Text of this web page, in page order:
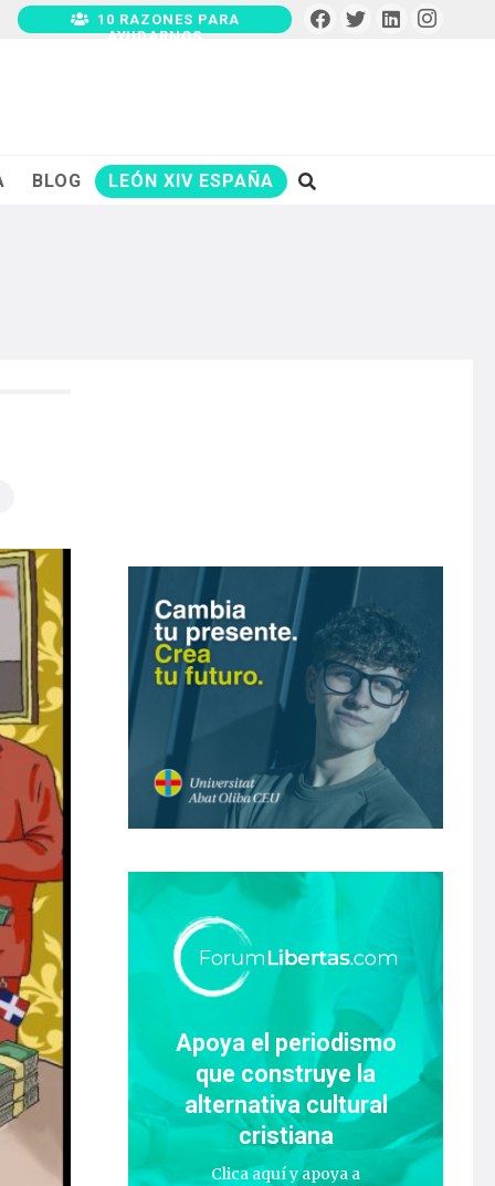
10 RAZONES PARA
AYUDARNOS
BLOG LEÓN XIV ESPAÑA
Apoya el periodismo
que construye la
alternativa cultural
cristiana
Clica aquí y apoya a